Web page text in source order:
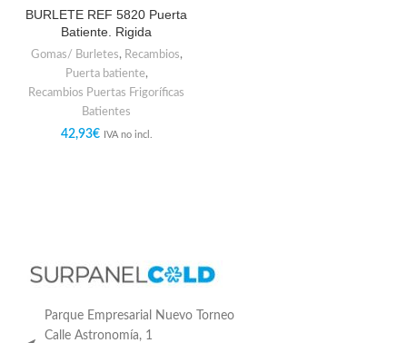
BURLETE REF 5820 Puerta
Batiente. Rigida
Gomas/ Burletes, Recambios,
Puerta batiente,
Recambios Puertas Frigoríficas
Batientes
42,93€ IVA no incl.
Parque Empresarial Nuevo Torneo
Calle Astronomía, 1